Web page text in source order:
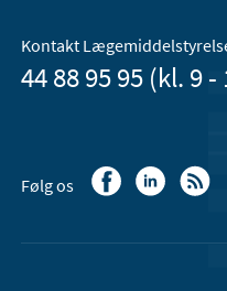
Kontakt
44 88 95 95 (kl. 9 -
Følg os